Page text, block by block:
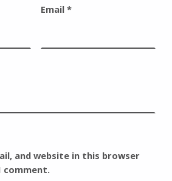
Email *
and website in this browser